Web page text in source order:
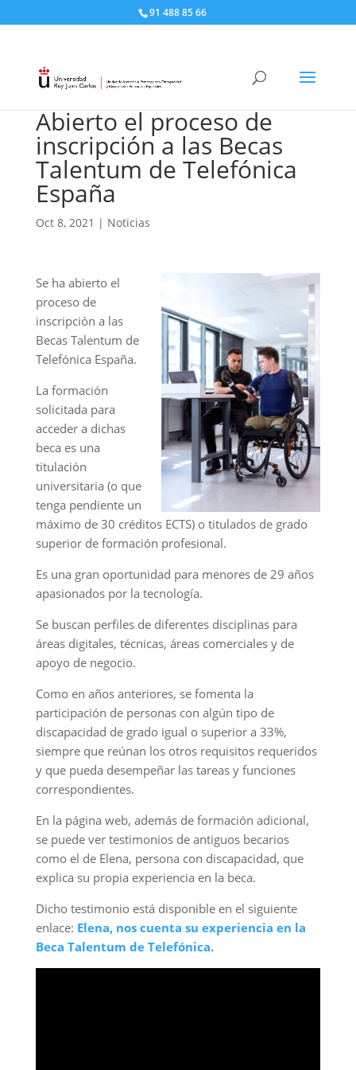
91 488 85 66
Abierto el proceso de
inscripción a las Becas
Talentum de Telefónica
España
Oct 8, 2021 | Noticias
Se ha abierto el
proceso de
inscripción a las
Becas Talentum de
Telefónica España.
La formación
solicitada para
acceder a dichas
beca es una
titulación
universitaria (o que
tenga pendiente un
máximo de 30 créditos ECTS) o titulados de grado
superior de formación profesional.
Es una gran oportunidad para menores de 29 años
apasionados por la tecnología.
Se buscan perfiles de diferentes disciplinas para
áreas digitales, técnicas, áreas comerciales y de
apoyo de negocio.
Como en años anteriores, se fomenta la
participación de personas con algún tipo de
discapacidad de grado igual o superior a 33%,
siempre que reúnan los otros requisitos requeridos
y que pueda desempeñar las tareas y funciones
correspondientes.
En la página web, además de formación adicional,
se puede ver testimonios de antiguos becarios
como el de Elena, persona con discapacidad, que
explica su propia experiencia en la beca.
Dicho testimonio está disponible en el siguiente
enlace: Elena, nos cuenta su experiencia en la
Beca Talentum de Telefónica.